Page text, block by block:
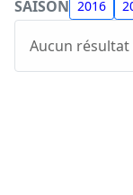
SAISON 2016
Aucun